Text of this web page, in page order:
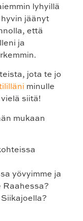
lyhyillä
jäänyt
että
ja
jota te jo
minulle
siitä!
mukaan
yövyimme ja
Raahessa?
Siikajoella?